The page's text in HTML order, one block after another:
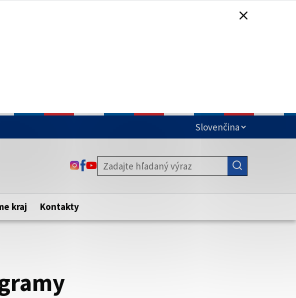
je zabezpečená
webovú stránku. Zabezpečená stránka vždy začína
názvom domény webového sídla.
ODKAZ SA OTVORÍ NA NOVEJ KARTE
ODKAZ SA OTVORÍ NA NOVEJ KARTE
ODKAZ SA OTVORÍ NA NOVEJ KARTE
kraj Kontakty